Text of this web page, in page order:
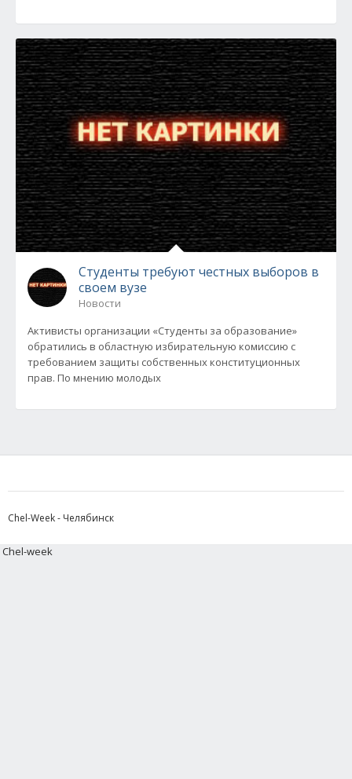
Студенты требуют честных выборов в
своем вузе
Новости
Активисты организации «Студенты за образование»
обратились в областную избирательную комиссию с
требованием защиты собственных конституционных
прав. По мнению молодых
Chel-Week - Челябинск
Chel-week